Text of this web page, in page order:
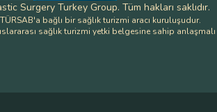
Surgery Turkey Group. Tüm hakları saklıdır.
TÜRSAB'a bağlı bir sağlık turizmi aracı kuruluşudur.
sağlık turizmi yetki belgesine sahip